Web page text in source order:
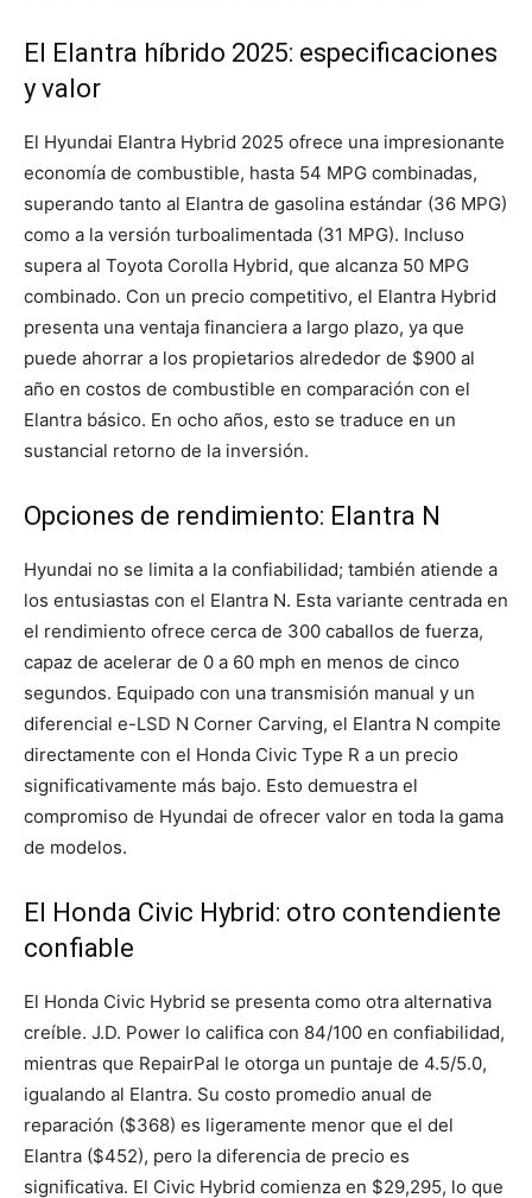
El Elantra híbrido 2025: especificaciones
y valor
El Hyundai Elantra Hybrid 2025 ofrece una impresionante
economía de combustible, hasta 54 MPG combinadas,
superando tanto al Elantra de gasolina estándar (36 MPG)
como a la versión turboalimentada (31 MPG). Incluso
supera al Toyota Corolla Hybrid, que alcanza 50 MPG
combinado. Con un precio competitivo, el Elantra Hybrid
presenta una ventaja financiera a largo plazo, ya que
puede ahorrar a los propietarios alrededor de $900 al
año en costos de combustible en comparación con el
Elantra básico. En ocho años, esto se traduce en un
sustancial retorno de la inversión.
Opciones de rendimiento: Elantra N
Hyundai no se limita a la confiabilidad; también atiende a
los entusiastas con el Elantra N. Esta variante centrada en
el rendimiento ofrece cerca de 300 caballos de fuerza,
capaz de acelerar de 0 a 60 mph en menos de cinco
segundos. Equipado con una transmisión manual y un
diferencial e-LSD N Corner Carving, el Elantra N compite
directamente con el Honda Civic Type R a un precio
significativamente más bajo. Esto demuestra el
compromiso de Hyundai de ofrecer valor en toda la gama
de modelos.
El Honda Civic Hybrid: otro contendiente
confiable
El Honda Civic Hybrid se presenta como otra alternativa
creíble. J.D. Power lo califica con 84/100 en confiabilidad,
mientras que RepairPal le otorga un puntaje de 4.5/5.0,
igualando al Elantra. Su costo promedio anual de
reparación ($368) es ligeramente menor que el del
Elantra ($452), pero la diferencia de precio es
significativa. El Civic Hybrid comienza en $29,295, lo que